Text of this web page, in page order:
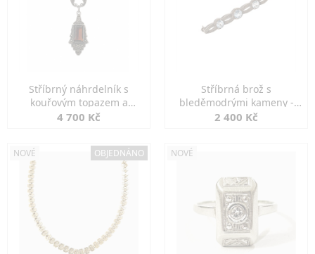
Stříbrný náhrdelník s
kouřovým topazem a
markazity
4 700 Kč
Stříbrná brož s
bleděmodrými kameny -
jemná elegance
2 400 Kč
NOVÉ OBJEDNÁNO NOVÉ